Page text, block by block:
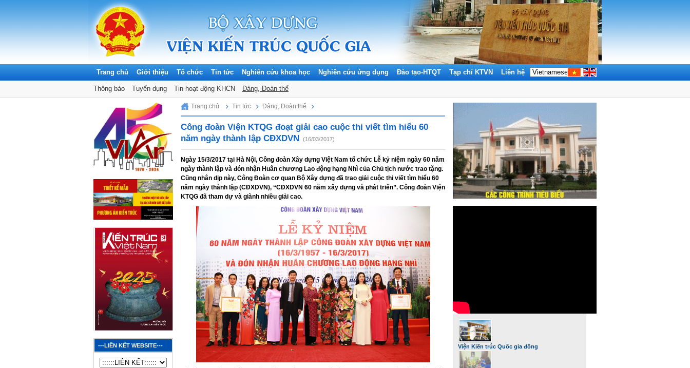
Trang chủ Giới thiệu Tổ chức Tin tức
Thông báo Tuyển dụng Tin hoạt động KHCN Đảng, Đoàn thể
Nghiên cứu khoa học Nghiên cứu ứng dụng Đào tạo-HTQT Tạp chí KTVN Liên hệ
Saturday, 08/08/2026
---LIÊN KẾT WEBSITE---
Trang chủ Tin tức Đảng, Đoàn thể
Công đoàn Viện KTQG đoạt giải cao cuộc thi viết tìm hiểu 60
năm ngày thành lập CĐXDVN (16/03/2017)
Ngày 15/3/2017 tại Hà Nội, Công đoàn Xây dựng Việt Nam tổ chức Lễ kỷ niệm ngày 60 năm
ngày thành lập và đón nhận Huân chương Lao động hạng Nhì của Chủ tịch nước trao tặng.
Cũng nhân dịp này, Công Đoàn cơ quan Bộ Xây dựng đã trao giải cuộc thi viết tìm hiểu 60
năm ngày thành lập (CĐXDVN), “CĐXDVN 60 năm xây dựng và phát triển”. Công đoàn Viện
KTQG đã tham dự và giành nhiều giải cao.
Viện Kiến trúc Quốc gia đồng
hành và phát triển